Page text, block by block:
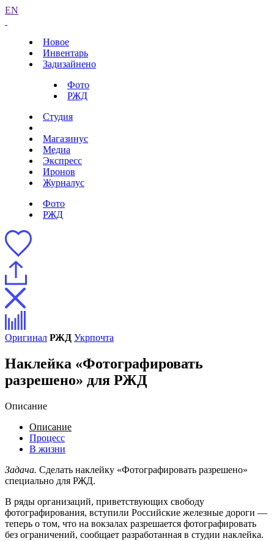
EN
Новое
Инвентарь
Задизайнено
Фото
РЖД
Студия
Магазинус
Медиа
Экспресс
Иронов
Журналус
Фото
РЖД
Оригинал РЖД Укрпочта
Наклейка «Фотографировать
разрешено» для РЖД
Описание
Описание
Процесс
В жизни
Задача. Сделать наклейку «Фотографировать разрешено»
специально для РЖД.
В ряды организаций, приветствующих свободу
фотографирования, вступили Российские железные дороги —
теперь о том, что на вокзалах разрешается фотографировать
без ограничений, сообщает разработанная в студии наклейка.